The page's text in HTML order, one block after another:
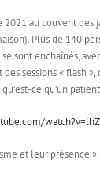
au couvent des
Plus de 140
sont enchaînés,
sessions « flash
ce qu’un
et leur présence ».